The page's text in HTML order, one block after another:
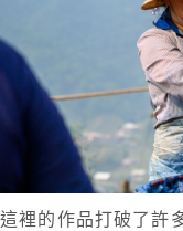
這裡的作品打破了許